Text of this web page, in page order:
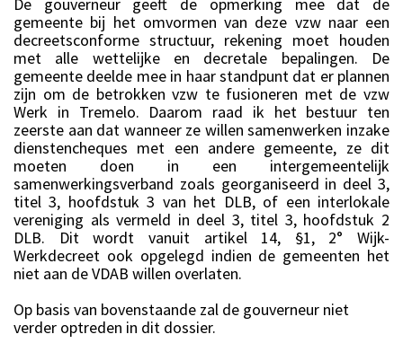
De gouverneur geeft de opmerking mee dat de
gemeente bij het omvormen van deze vzw naar een
decreetsconforme structuur, rekening moet houden
met alle wettelijke en decretale bepalingen. De
gemeente deelde mee in haar standpunt dat er plannen
zijn om de betrokken vzw te fusioneren met de vzw
Werk in Tremelo. Daarom raad ik het bestuur ten
zeerste aan dat wanneer ze willen samenwerken inzake
dienstencheques met een andere gemeente, ze dit
moeten doen in een intergemeentelijk
samenwerkingsverband zoals georganiseerd in deel 3,
titel 3, hoofdstuk 3 van het DLB, of een interlokale
vereniging als vermeld in deel 3, titel 3, hoofdstuk 2
DLB. Dit wordt vanuit artikel 14, §1, 2° Wijk-
Werkdecreet ook opgelegd indien de gemeenten het
niet aan de VDAB willen overlaten.
Op basis van bovenstaande zal de gouverneur niet
verder optreden in dit dossier.